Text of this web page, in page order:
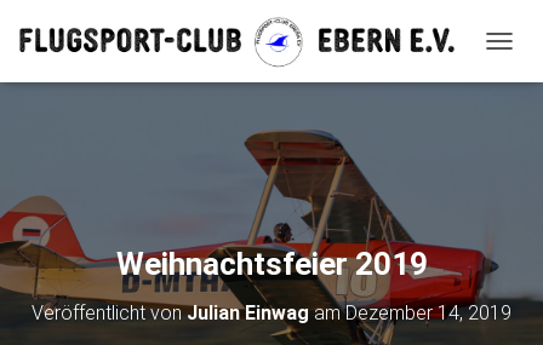
A
N
M
Weihnachtsfeier 2019
Veröffentlicht vonJulian EinwagamDezember 14, 2019